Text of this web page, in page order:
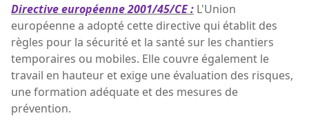
Directive européenne 2001/45/CE : L'Union
européenne a adopté cette directive qui établit des
règles pour la sécurité et la santé sur les chantiers
temporaires ou mobiles. Elle couvre également le
travail en hauteur et exige une évaluation des risques,
une formation adéquate et des mesures de
prévention.